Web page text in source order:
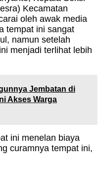
Kecamatan
oleh awak media
tempat ini sangat
namun setelah
menjadi terlihat lebih
Jembatan di
Akses Warga
ini menelan biaya
curamnya tempat ini,